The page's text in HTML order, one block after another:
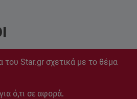
του Star.gr σχετικά με το θέμα
ό,τι σε αφορά.